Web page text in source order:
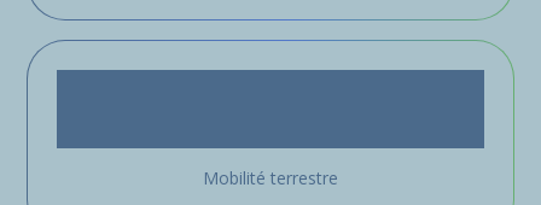
Mobilité terrestre